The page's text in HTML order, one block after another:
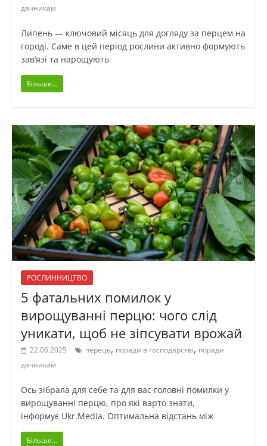
дачникам
Липень — ключовий місяць для догляду за перцем на
городі. Саме в цей період рослини активно формують
зав’язі та нарощують
Більше...
РОСЛИННИЦТВО
5 фатальних помилок у
вирощуванні перцю: чого слід
уникати, щоб не зіпсувати врожай
22.06.2025 перець, поради в господарстві, поради
дачникам
Ось зібрала для себе та для вас головні помилки у
вирощуванні перцю, про які варто знати,
інформує Ukr.Media. Оптимальна відстань між
Більше...